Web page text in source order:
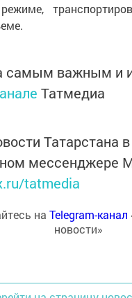
самым важным и
Татмедиа
Татарстана в
мессенджере
tatmedia
на Telegram-канал
новости»